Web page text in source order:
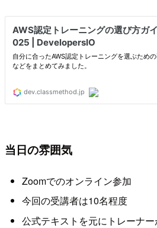
当日の雰囲気
Zoomでのオンライン参加
今回の受講者は10名程度
公式テキストを元にトレーナ